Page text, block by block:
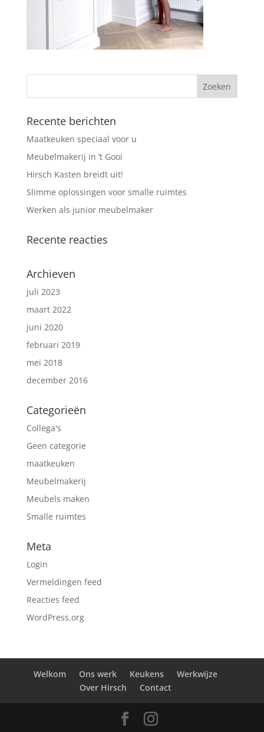
Recente berichten
Maatkeuken speciaal voor u
Meubelmakerij in ’t Gooi
Hirsch Kasten breidt uit!
Slimme oplossingen voor smalle ruimtes
Werken als junior meubelmaker
Recente reacties
Archieven
juli 2023
maart 2022
juni 2020
februari 2019
mei 2018
december 2016
Categorieën
Collega's
Geen categorie
maatkeuken
Meubelmakerij
Meubels maken
Smalle ruimtes
Meta
Login
Vermeldingen feed
Reacties feed
WordPress.org
Welkom Ons werk Keukens
Werkwijze
Over Hirsch
Contact